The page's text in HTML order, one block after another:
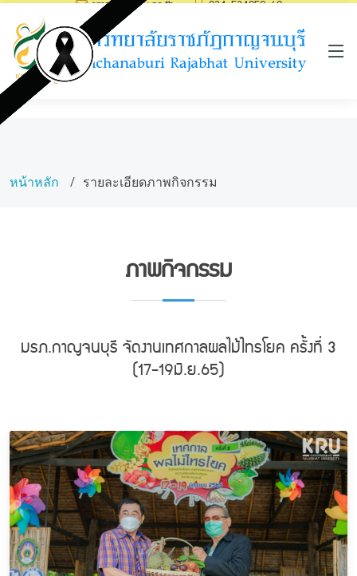
saraban@kru.ac.th 034-534059-60
หน้าหลัก รายละเอียดภาพกิจกรรม
ภาพกิจกรรม
มรภ.กาญจนบุรี จัดงานเทศกาลผลไม้ไทรโยค ครั้งที่ 3
(17-19มิ.ย.65)